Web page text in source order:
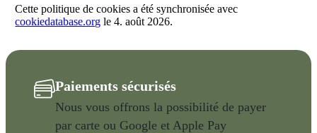
Cette politique de cookies a été synchronisée avec
cookiedatabase.org le 4. août 2026.
Paiements sécurisés
Nous vous offrons la possibilité de payer
par carte ou Google et Apple Pay